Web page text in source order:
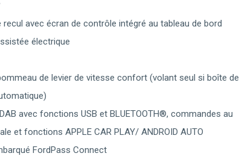
recul avec écran de contrôle intégré au tableau de bord
électrique
de levier de vitesse confort (volant seul si boîte de
avec fonctions USB et BLUETOOTH®, commandes au
et fonctions APPLE CAR PLAY/ ANDROID AUTO
FordPass Connect